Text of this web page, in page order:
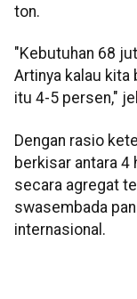
ton.
"Kebutuhan 68
Artinya kalau kita
itu 4-5 persen,"
Dengan rasio
berkisar antara 4
secara agregat
swasembada
internasional.